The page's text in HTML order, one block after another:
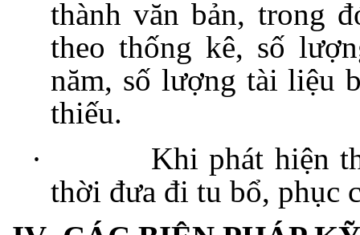
thành văn bản, trong
theo thống kê, số
năm, số lượng tài liệu
thiếu.
·
Khi phát hiện
thời đưa đi tu bổ, phục